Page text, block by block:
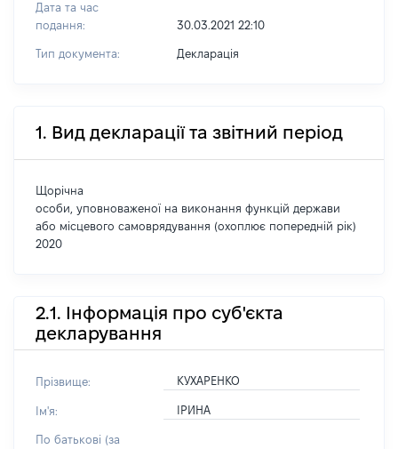
Дата та час
подання:
30.03.2021 22:10
Тип документа: Декларація
1. Вид декларації та звітний період
Щорічна
особи, уповноваженої на виконання функцій держави
або місцевого самоврядування (охоплює попередній рік)
2020
2.1. Інформація про суб'єкта
декларування
Прізвище: КУХАРЕНКО
Ім'я: ІРИНА
По батькові (за